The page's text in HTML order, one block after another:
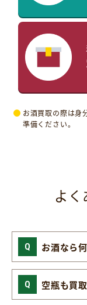
お酒買取の際は身
準備ください。
よ
お酒なら
空瓶も買